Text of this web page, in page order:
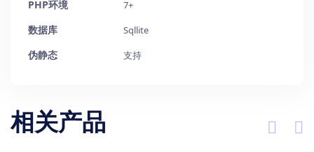
PHP环境 7+
数据库 Sqllite
伪静态 支持
相关产品